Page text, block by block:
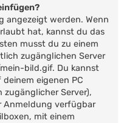
angezeigt werden. Wenn
hat, kannst du das
musst du zu einem
zugänglichen Server
bild.gif. Du kannst
eigenen PC
zugänglicher Server),
Anmeldung verfügbar
mit einem